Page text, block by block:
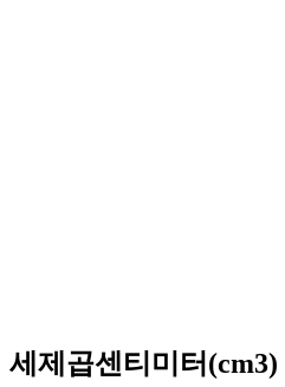
세제곱센티미터